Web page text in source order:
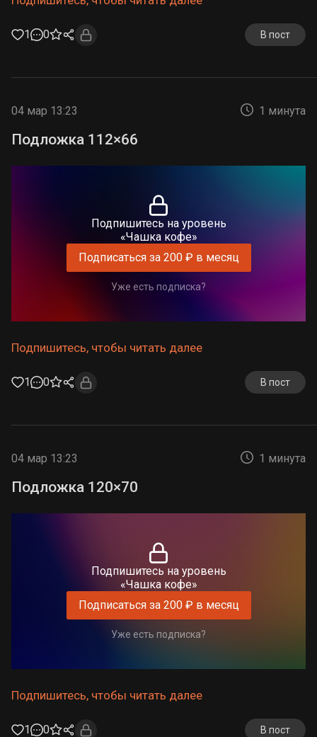
1 0 В пост
04 мар 13:23 1 минута
Подложка 112×66
Подпишитесь на уровень
«Чашка кофе»
Подписаться за 200 ₽ в месяц
Уже есть подписка?
Подпишитесь, чтобы читать далее
1 0 В пост
04 мар 13:23 1 минута
Подложка 120×70
Подпишитесь на уровень
«Чашка кофе»
Подписаться за 200 ₽ в месяц
Уже есть подписка?
Подпишитесь, чтобы читать далее
1 0 В пост